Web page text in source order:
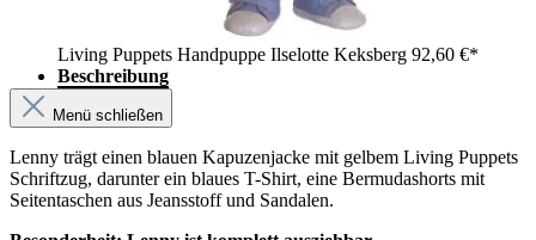
Living Puppets Handpuppe Ilselotte Keksberg 92,60 €*
Beschreibung
Menü schließen
Lenny trägt einen blauen Kapuzenjacke mit gelbem Living Puppets
Schriftzug, darunter ein blaues T-Shirt, eine Bermudashorts mit
Seitentaschen aus Jeansstoff und Sandalen.